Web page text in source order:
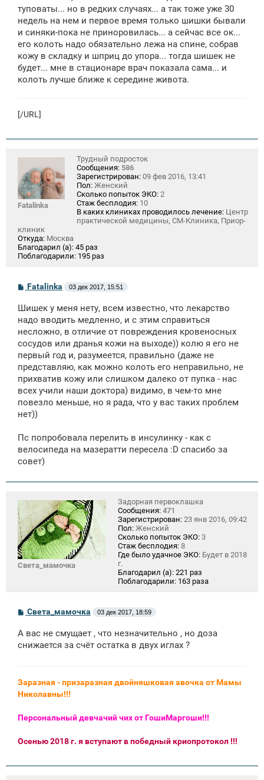
щ
н
и
туповаты... но в редких случаях... а так тоже уже 30
недель на нем и первое время только шишки бывали
и синяки-пока не приноровилась... а сейчас все ок...
его колоть надо обязательно лежа на спине, собрав
кожу в складку и шприц до упора... тогда шишек не
будет... мне в стационаре врач показала сама... и
колоть лучше ближе к середине живота.
[/URL]
Fatalinka
Трудный подросток
Сообщения: 586
Зарегистрирован: 09 фев 2016, 13:41
Пол: Женский
Сколько попыток ЭКО: 2
Стаж бесплодия: 10
В каких клиниках проводилось лечение: Центр
практической медицины, СМ-Клиника, Приор-
клиник
Откуда: Москва
Благодарил (а): 45 раз
Поблагодарили: 195 раз
С
о
б
щ
е
н
и
Fatalinka 03 дек 2017, 15:51
Шишек у меня нету, всем известно, что лекарство
надо вводить медленно, и с этим справиться
несложно, в отличие от повреждения кровеносных
сосудов или дранья кожи на выходе)) колю я его не
первый год и, разумеется, правильно (даже не
представляю, как можно колоть его неправильно, не
прихватив кожу или слишком далеко от пупка - нас
всех учили наши доктора) видимо, в чем-то мне
повезло меньше, но я рада, что у вас таких проблем
нет))
Пс попробовала перелить в инсулинку - как с
велосипеда на мазератти пересела :D спасибо за
совет)
Света_мамочка
Задорная первоклашка
Сообщения: 471
Зарегистрирован: 23 янв 2016, 09:42
Пол: Женский
Сколько попыток ЭКО: 3
Стаж бесплодия: 8
Где было удачное ЭКО: Будет в 2018
г.
Благодарил (а): 221 раз
Поблагодарили: 163 раза
С
о
б
щ
Света_мамочка 03 дек 2017, 18:59
А вас не смущает , что незначительно , но доза
снижается за счёт остатка в двух иглах ?
Заразная - призаразная двойняшковая авочка от Мамы
Николавны!!!
Персональный девчачий чих от ГошиМаргоши!!!
Осенью 2018 г. я вступают в победный криопротокол !!!